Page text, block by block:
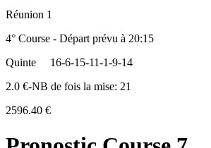
Réunion 1
4° Course - Départ prévu à 20:15
Quinte
16-6-15-11-1-9-14
2.0 €-NB de fois la mise: 21
2596.40 €